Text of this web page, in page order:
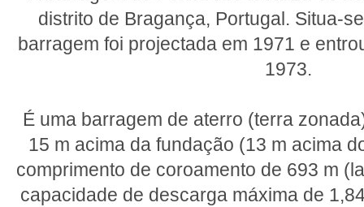
distrito de Bragança, Portugal. Situa-
barragem foi projectada em 1971 e
1973.
É uma barragem de aterro (terra
15 m acima da fundação (13 m acima
comprimento de coroamento de 693 m
capacidade de descarga máxima de